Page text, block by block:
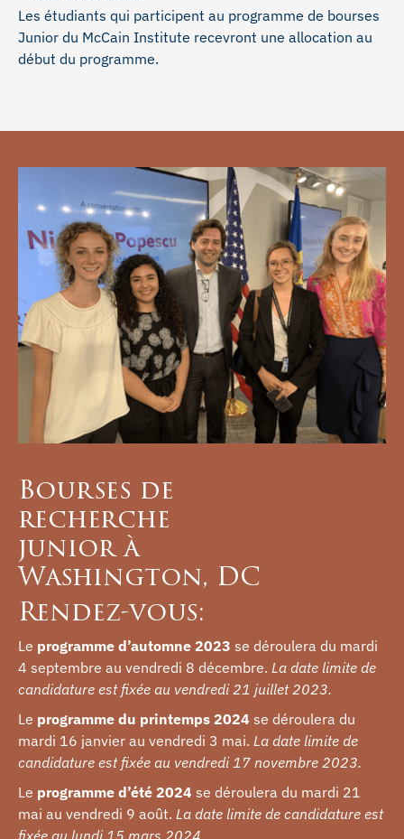
Les étudiants qui participent au programme de bourses
Junior du McCain Institute recevront une allocation au
début du programme.
Bourses de
recherche
junior à
Washington, DC
Rendez-vous:
Le programme d’automne 2023 se déroulera du mardi
4 septembre au vendredi 8 décembre. La date limite de
candidature est fixée au vendredi 21 juillet 2023.
Le programme du printemps 2024 se déroulera du
mardi 16 janvier au vendredi 3 mai. La date limite de
candidature est fixée au vendredi 17 novembre 2023.
Le programme d’été 2024 se déroulera du mardi 21
mai au vendredi 9 août. La date limite de candidature est